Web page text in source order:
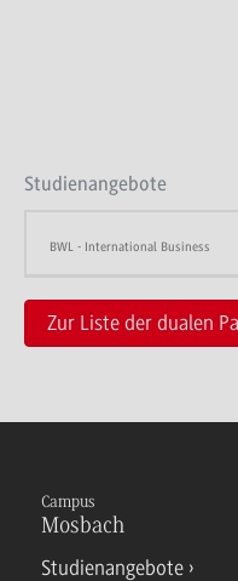
Studienangebote
BWL - International Business
Zur Liste der dualen
Campus
Mosbach
Studienangebote